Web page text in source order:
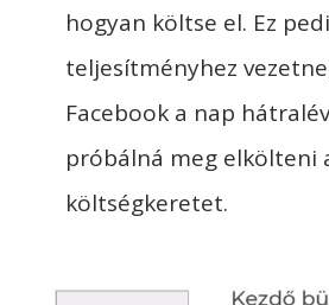
hogyan költse el. Ez
teljesítményhez
Facebook a nap
próbálná meg elkölteni
költségkeretet.